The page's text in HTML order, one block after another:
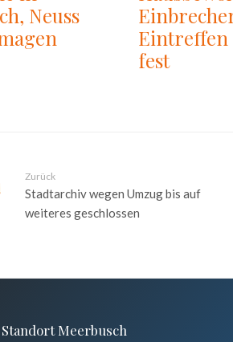
Neuss
Eintreffen
fest
Zurück
Stadtarchiv wegen Umzug bis auf
weiteres geschlossen
Standort Meerbusch